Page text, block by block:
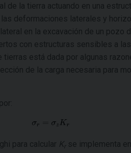
la tierra actuando en una
deformaciones laterales y
en la excavación de un pozo
con estructuras sensibles a
tierras está dada por algunas
de la carga necesaria para
para calcular Kr se implementa